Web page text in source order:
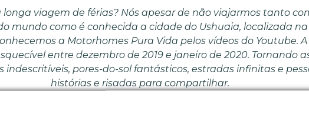
viagem de férias? Nós apesar de não viajarmos tanto
mundo como é conhecida a cidade do Ushuaia, localizada
a Motorhomes Pura Vida pelos vídeos do Youtube.
entre dezembro de 2019 e janeiro de 2020. Tornando
indescritíveis, pores-do-sol fantásticos, estradas infinitas e
histórias e risadas para compartilhar.